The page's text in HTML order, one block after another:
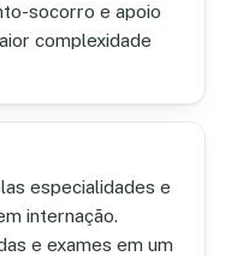
socorro e apoio
complexidade
especialidades e
internação.
e exames em um